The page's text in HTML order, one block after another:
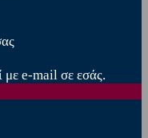
με e-mail σε εσάς.